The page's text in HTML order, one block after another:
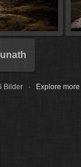
Bilder · Explore